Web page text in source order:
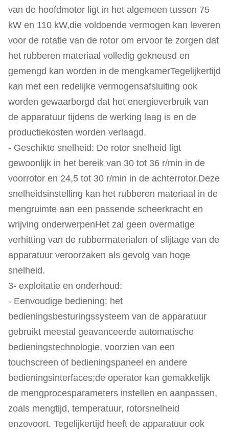
van de hoofdmotor ligt in het algemeen tussen 75
kW en 110 kW,die voldoende vermogen kan leveren
voor de rotatie van de rotor om ervoor te zorgen dat
het rubberen materiaal volledig gekneusd en
gemengd kan worden in de mengkamerTegelijkertijd
kan met een redelijke vermogensafsluiting ook
worden gewaarborgd dat het energieverbruik van
de apparatuur tijdens de werking laag is en de
productiekosten worden verlaagd.
- Geschikte snelheid: De rotor snelheid ligt
gewoonlijk in het bereik van 30 tot 36 r/min in de
voorrotor en 24,5 tot 30 r/min in de achterrotor.Deze
snelheidsinstelling kan het rubberen materiaal in de
mengruimte aan een passende scheerkracht en
wrijving onderwerpenHet zal geen overmatige
verhitting van de rubbermaterialen of slijtage van de
apparatuur veroorzaken als gevolg van hoge
snelheid.
3- exploitatie en onderhoud:
- Eenvoudige bediening: het
bedieningsbesturingssysteem van de apparatuur
gebruikt meestal geavanceerde automatische
bedieningstechnologie, voorzien van een
touchscreen of bedieningspaneel en andere
bedieningsinterfaces;de operator kan gemakkelijk
de mengprocesparameters instellen en aanpassen,
zoals mengtijd, temperatuur, rotorsnelheid
enzovoort. Tegelijkertijd heeft de apparatuur ook